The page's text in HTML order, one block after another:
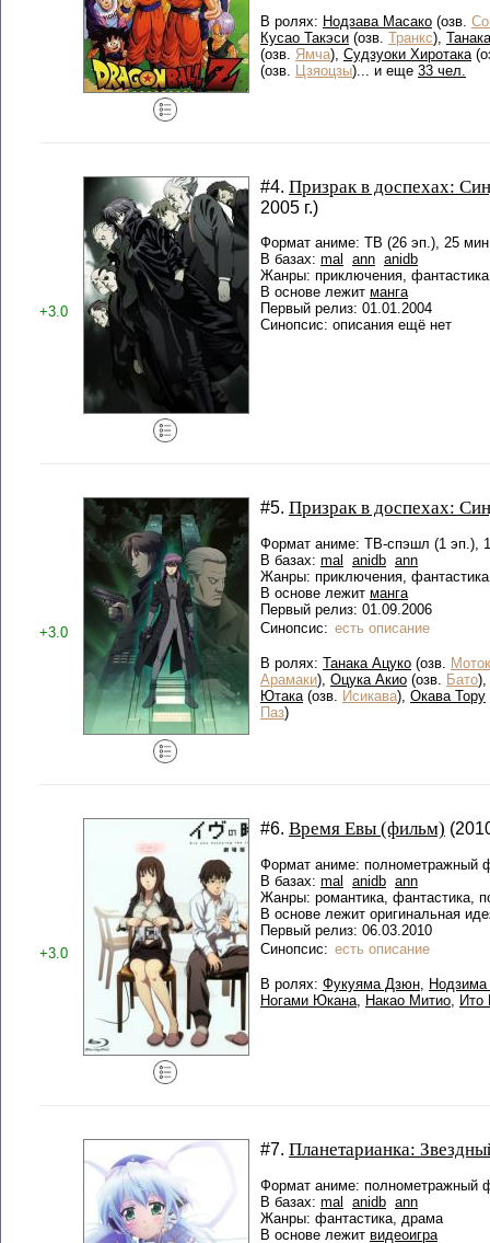
В ролях: Нодзава Масако (озв.
Кусао Такэси (озв. Транкс),
(озв. Ямча), Судзуоки Хиротака
(озв. Цзяоцзы)... и еще 33 чел.
+3.0
#4. Призрак в доспехах:
2005 г.)
Формат аниме: ТВ (26 эп.), 25
В базах: mal ann anidb
Жанры: приключения,
В основе лежит манга
Первый релиз: 01.01.2004
Синопсис: описания ещё нет
+3.0
#5. Призрак в доспехах:
Формат аниме: ТВ-спэшл (1 эп.),
В базах: mal anidb ann
Жанры: приключения,
В основе лежит манга
Первый релиз: 01.09.2006
Синопсис: есть описание
В ролях: Танака Ацуко (озв.
Арамаки), Оцука Акио (озв. Бато),
Ютака(озв. Исикава), Окава Тору
Паз)
+3.0
#6. Время Евы (фильм)
Формат аниме: полнометражный
В базах: mal anidb ann
Жанры: романтика, фантастика,
В основе лежит оригинальная
Первый релиз: 06.03.2010
Синопсис: есть описание
В ролях: Фукуяма Дзюн, Нодзима
Ногами Юкана, Накао Митио, Ито
#7. Планетарианка:
Формат аниме: полнометражный
В базах: mal anidb ann
Жанры: фантастика, драма
В основе лежит видеоигра